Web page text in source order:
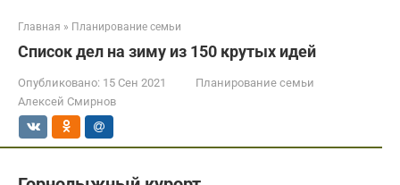
Главная » Планирование семьи
Список дел на зиму из 150 крутых идей
Опубликовано: 15 Сен 2021
Планирование семьи
Алексей Смирнов